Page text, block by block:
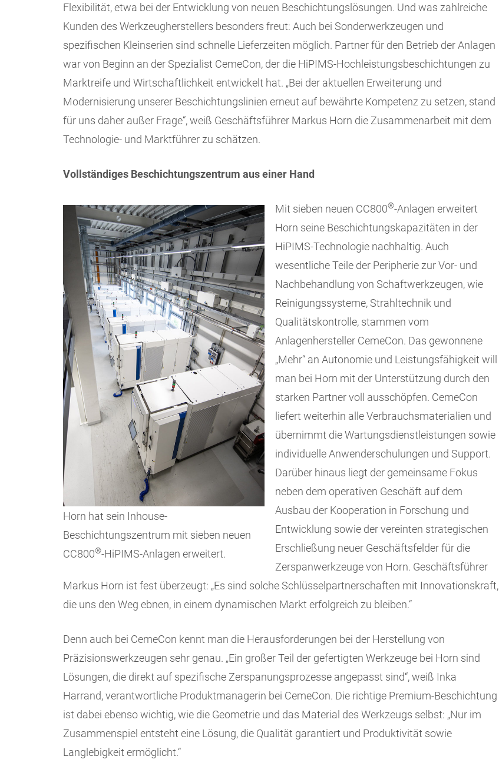
Flexibilität, etwa bei der Entwicklung von neuen Beschichtungslösungen. Und was zahlreiche
Kunden des Werkzeugherstellers besonders freut: Auch bei Sonderwerkzeugen und
spezifischen Kleinserien sind schnelle Lieferzeiten möglich. Partner für den Betrieb der Anlagen
war von Beginn an der Spezialist CemeCon, der die HiPIMS-Hochleistungsbeschichtungen zu
Marktreife und Wirtschaftlichkeit entwickelt hat. „Bei der aktuellen Erweiterung und
Modernisierung unserer Beschichtungslinien erneut auf bewährte Kompetenz zu setzen, stand
für uns daher außer Frage“, weiß Geschäftsführer Markus Horn die Zusammenarbeit mit dem
Technologie- und Marktführer zu schätzen.
Vollständiges Beschichtungszentrum aus einer Hand
Horn hat sein Inhouse-
Beschichtungszentrum mit sieben neuen
CC800®-HiPIMS-Anlagen erweitert.
Mit sieben neuen CC800®-Anlagen erweitert
Horn seine Beschichtungskapazitäten in der
HiPIMS-Technologie nachhaltig. Auch
wesentliche Teile der Peripherie zur Vor- und
Nachbehandlung von Schaftwerkzeugen, wie
Reinigungssysteme, Strahltechnik und
Qualitätskontrolle, stammen vom
Anlagenhersteller CemeCon. Das gewonnene
„Mehr“ an Autonomie und Leistungsfähigkeit will
man bei Horn mit der Unterstützung durch den
starken Partner voll ausschöpfen. CemeCon
liefert weiterhin alle Verbrauchsmaterialien und
übernimmt die Wartungsdienstleistungen sowie
individuelle Anwenderschulungen und Support.
Darüber hinaus liegt der gemeinsame Fokus
neben dem operativen Geschäft auf dem
Ausbau der Kooperation in Forschung und
Entwicklung sowie der vereinten strategischen
Erschließung neuer Geschäftsfelder für die
Zerspanwerkzeuge von Horn. Geschäftsführer
Markus Horn ist fest überzeugt: „Es sind solche Schlüsselpartnerschaften mit Innovationskraft,
die uns den Weg ebnen, in einem dynamischen Markt erfolgreich zu bleiben.“
Denn auch bei CemeCon kennt man die Herausforderungen bei der Herstellung von
Präzisionswerkzeugen sehr genau. „Ein großer Teil der gefertigten Werkzeuge bei Horn sind
Lösungen, die direkt auf spezifische Zerspanungsprozesse angepasst sind“, weiß Inka
Harrand, verantwortliche Produktmanagerin bei CemeCon. Die richtige Premium-Beschichtung
ist dabei ebenso wichtig, wie die Geometrie und das Material des Werkzeugs selbst: „Nur im
Zusammenspiel entsteht eine Lösung, die Qualität garantiert und Produktivität sowie
Langlebigkeit ermöglicht.“